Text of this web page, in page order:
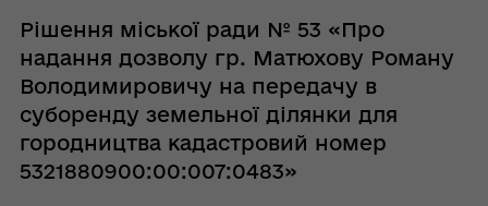
Рішення міської ради № 53 «Про
надання дозволу гр. Матюхову Роману
Володимировичу на передачу в
суборенду земельної ділянки для
городництва кадастровий номер
5321880900:00:007:0483»